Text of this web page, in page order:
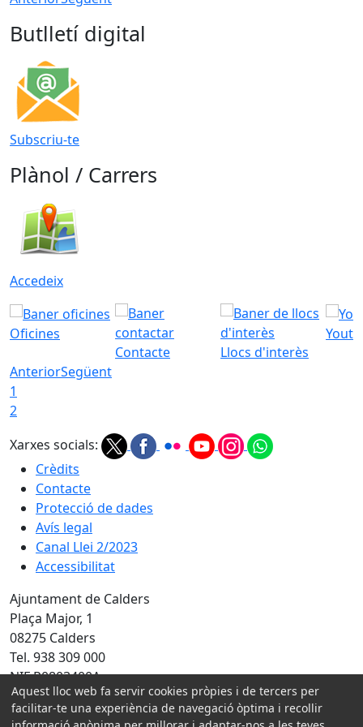
Butlletí digital
Subscriu-te
Plànol / Carrers
Accedeix
Oficines
Contacte
Llocs d'interès
AnteriorSegüent
1
2
Xarxes socials:
Crèdits
Contacte
Protecció de dades
Avís legal
Canal Llei 2/2023
Accessibilitat
Ajuntament de Calders
Plaça Major, 1
08275 Calders
Tel. 938 309 000
NIF P0803400A
Amb la col·laboració de:
Aquest lloc web fa servir cookies pròpies i de tercers per
facilitar-te una experiència de navegació òptima i recollir